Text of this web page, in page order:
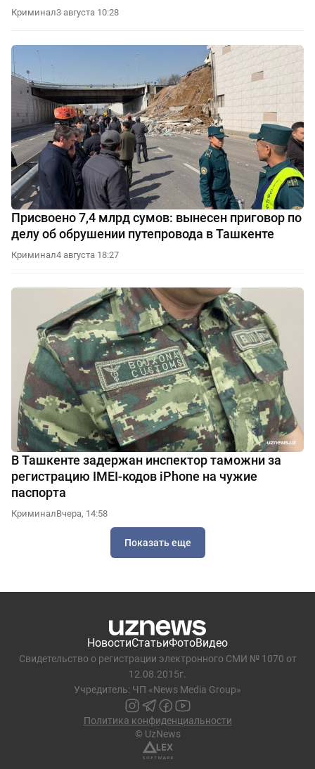
Криминал3 августа 10:28
Присвоено 7,4 млрд сумов: вынесен приговор по
делу об обрушении путепровода в Ташкенте
Криминал4 августа 18:27
В Ташкенте задержан инспектор таможни за
регистрацию IMEI-кодов iPhone на чужие
паспорта
КриминалВчера, 14:58
Показать еще
НовостиСтатьиФотоВидео
Свидетельство о регистрации электронного СМИ № 1070 от
12.08.2015г.
Учредитель: ЧП «News Media Group»
Политика конфиденциальности
© UzNews